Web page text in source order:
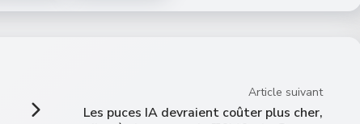
Article suivant
Les puces IA devraient coûter plus cher,